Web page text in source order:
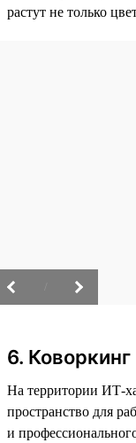
растут не только
6. Коворкинг
На территории ИТ-
пространство для
и